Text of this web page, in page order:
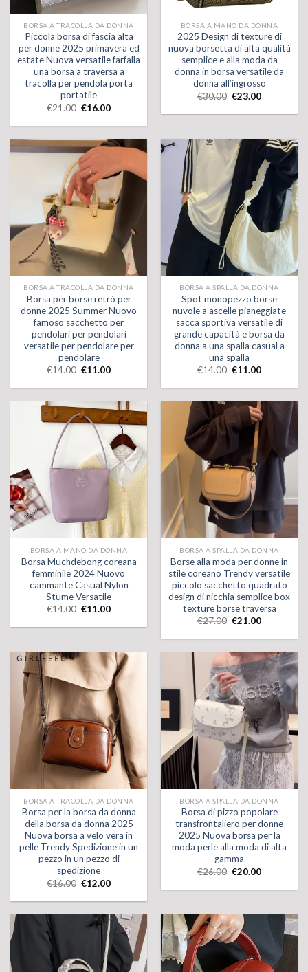
BORSA A TRACOLLA DA DONNA
Piccola borsa di fascia alta
per donne 2025 primavera ed
estate Nuova versatile farfalla
una borsa a traversa a
tracolla per pendola porta
portatile
€21.00 €16.00
BORSA A MANO DA DONNA
2025 Design di texture di
nuova borsetta di alta qualità
semplice e alla moda da
donna in borsa versatile da
donna all’ingrosso
€30.00 €23.00
BORSA A TRACOLLA DA DONNA
Borsa per borse retrò per
donne 2025 Summer Nuovo
famoso sacchetto per
pendolari per pendolari
versatile per pendolare per
pendolare
€14.00 €11.00
BORSA A SPALLA DA DONNA
Spot monopezzo borse
nuvole a ascelle pianeggiate
sacca sportiva versatile di
grande capacità e borsa da
donna a una spalla casual a
una spalla
€14.00 €11.00
BORSA A MANO DA DONNA
Borsa Muchdebong coreana
femminile 2024 Nuovo
cammante Casual Nylon
Stume Versatile
€14.00 €11.00
BORSA A SPALLA DA DONNA
Borse alla moda per donne in
stile coreano Trendy versatile
piccolo sacchetto quadrato
design di nicchia semplice box
texture borse traversa
€27.00 €21.00
BORSA A TRACOLLA DA DONNA
Borsa per la borsa da donna
della borsa da donna 2025
Nuova borsa a velo vera in
pelle Trendy Spedizione in un
pezzo in un pezzo di
spedizione
€16.00 €12.00
BORSA A SPALLA DA DONNA
Borsa di pizzo popolare
transfrontaliero per donne
2025 Nuova borsa per la
moda perle alla moda di alta
gamma
€26.00 €20.00